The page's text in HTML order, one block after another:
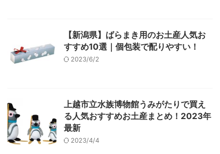
【新潟県】ばらまき用のお土産人気お
すすめ10選｜個包装で配りやすい！
2023/6/2
上越市立水族博物館うみがたりで買え
る人気おすすめお土産まとめ！2023年
最新
2023/4/4